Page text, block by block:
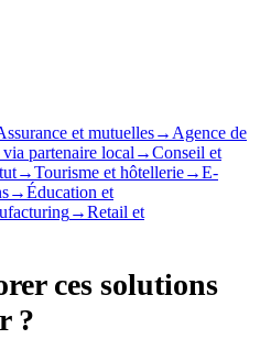
et mutuelles→ Agence de
partenaire local →Conseil et
→Tourisme et hôtellerie→E-
→Éducation et
→Retail et
ces solutions
?